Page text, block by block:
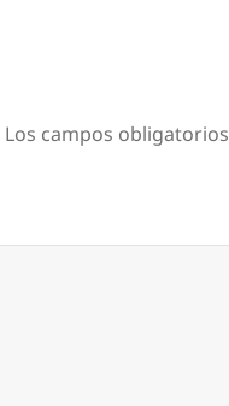
Los campos obligatorios